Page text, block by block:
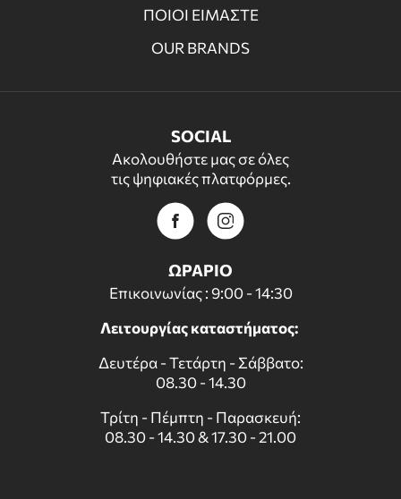
ΠΟΙΟΙ ΕΙΜΑΣΤΕ
OUR BRANDS
SOCIAL
Ακολουθήστε μας σε όλες
τις ψηφιακές πλατφόρμες.
ΩΡΑΡΙΟ
Επικοινωνίας : 9:00 - 14:30
Λειτουργίας καταστήματος:
Δευτέρα - Τετάρτη - Σάββατο:
08.30 - 14.30
Τρίτη - Πέμπτη - Παρασκευή:
08.30 - 14.30 & 17.30 - 21.00